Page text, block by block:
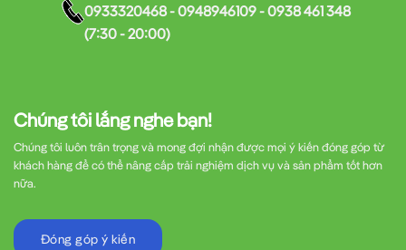
Nhà xưởng quy mô nhỏ:Bảo vệ các máy móc và thiết bị
công nghiệp nhẹ
điều khiển tự động
Hệ thống điện mặt trời quy mô nhỏ:
Bảo vệ các mạch điện
Chúng tôi lắng nghe bạn!
Chúng tôi luôn trân trọng và mong đợi nhận được mọi ý kiến đóng góp từ
khách hàng để có thể nâng cấp trải nghiệm dịch vụ và sản phẩm tốt hơn
nữa.
Đóng góp ý kiến
0933320468 - 0948946109 - 0938 461 348
(7:30 - 20:00)